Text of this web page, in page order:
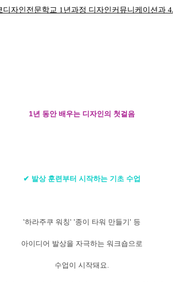
1년 동안 배우는 디자인의 첫걸음
✔ 발상 훈련부터 시작하는 기초 수업
'하라주쿠 워칭' '종이 타워 만들기' 등
아이디어 발상을 자극하는 워크숍으로
수업이 시작돼요.